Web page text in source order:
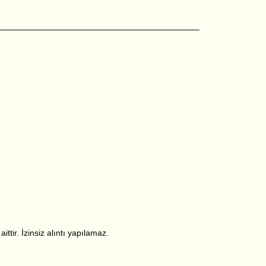
İzinsiz alıntı yapılamaz.